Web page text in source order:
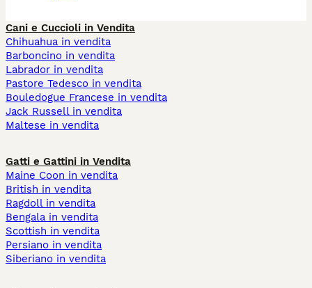
Cani e Cuccioli in Vendita
Chihuahua in vendita
Barboncino in vendita
Labrador in vendita
Pastore Tedesco in vendita
Bouledogue Francese in vendita
Jack Russell in vendita
Maltese in vendita
Gatti e Gattini in Vendita
Maine Coon in vendita
British in vendita
Ragdoll in vendita
Bengala in vendita
Scottish in vendita
Persiano in vendita
Siberiano in vendita